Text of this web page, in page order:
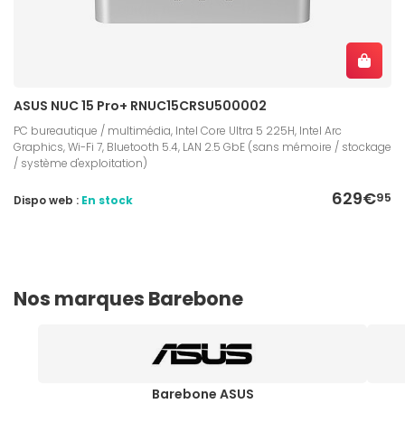
ASUS NUC 15 Pro+ RNUC15CRSU500002
PC bureautique / multimédia, Intel Core Ultra 5 225H, Intel Arc
Graphics, Wi-Fi 7, Bluetooth 5.4, LAN 2.5 GbE (sans mémoire / stockage
/ système d'exploitation)
629€95
Dispo web : En stock
Nos marques Barebone
Barebone ASUS